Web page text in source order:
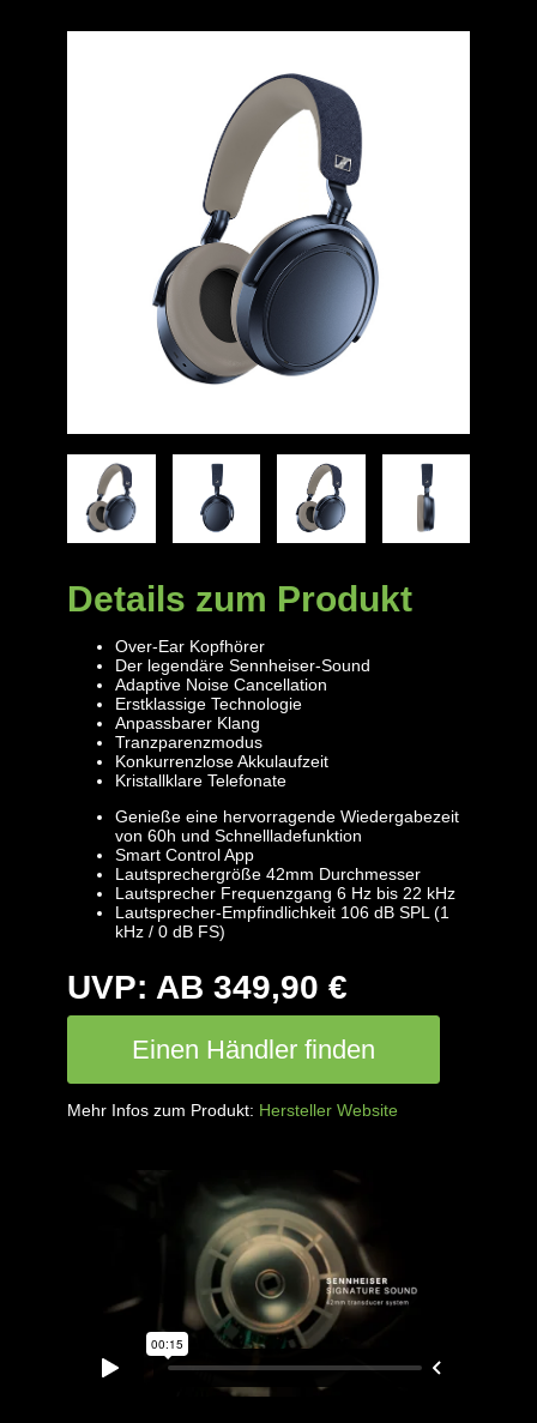
Details zum Produkt
Over-Ear Kopfhörer
Der legendäre Sennheiser-Sound
Adaptive Noise Cancellation
Erstklassige Technologie
Anpassbarer Klang
Tranzparenzmodus
Konkurrenzlose Akkulaufzeit
Kristallklare Telefonate
Genieße eine hervorragende Wiedergabezeit
von 60h und Schnellladefunktion
Smart Control App
Lautsprechergröße 42mm Durchmesser
Lautsprecher Frequenzgang 6 Hz bis 22 kHz
Lautsprecher-Empfindlichkeit 106 dB SPL (1
kHz / 0 dB FS)
UVP: AB 349,90 €
Einen Händler finden
Mehr Infos zum Produkt: Hersteller Website